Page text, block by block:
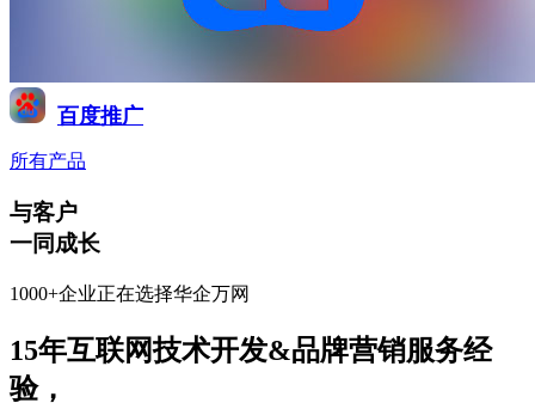
百度推广
所有产品
与客户
一同成长
1000+企业正在选择华企万网
15年互联网技术开发&品牌营销服务经
验，